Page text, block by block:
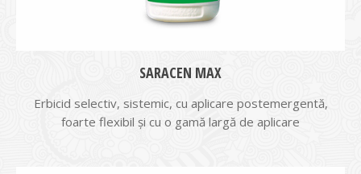
SARACEN MAX
Erbicid selectiv, sistemic, cu aplicare postemergentă,
foarte flexibil și cu o gamă largă de aplicare